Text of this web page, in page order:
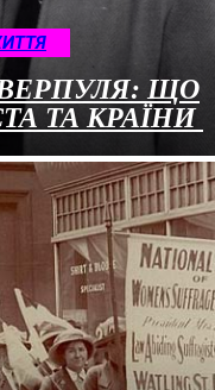
ЩО
ТА КРАЇНИ